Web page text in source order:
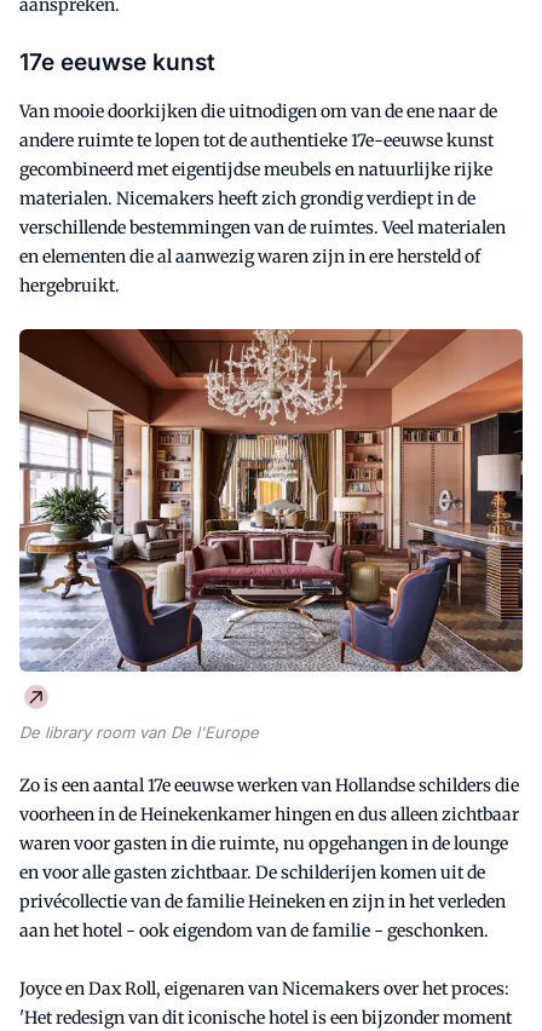
aanspreken.
17e eeuwse kunst
Van mooie doorkijken die uitnodigen om van de ene naar de
andere ruimte te lopen tot de authentieke 17e-eeuwse kunst
gecombineerd met eigentijdse meubels en natuurlijke rijke
materialen. Nicemakers heeft zich grondig verdiept in de
verschillende bestemmingen van de ruimtes. Veel materialen
en elementen die al aanwezig waren zijn in ere hersteld of
hergebruikt.
De library room van De l'Europe
Zo is een aantal 17e eeuwse werken van Hollandse schilders die
voorheen in de Heinekenkamer hingen en dus alleen zichtbaar
waren voor gasten in die ruimte, nu opgehangen in de lounge
en voor alle gasten zichtbaar. De schilderijen komen uit de
privécollectie van de familie Heineken en zijn in het verleden
aan het hotel - ook eigendom van de familie - geschonken.
Joyce en Dax Roll, eigenaren van Nicemakers over het proces:
'Het redesign van dit iconische hotel is een bijzonder moment